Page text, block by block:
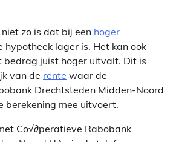
zo is dat bij een hoger
hypotheek lager is. Het kan ook
bedrag juist hoger uitvalt. Dit is
van de rente waar de
Drechtsteden Midden-Noord
berekening mee uitvoert.
Co√∂peratieve Rabobank